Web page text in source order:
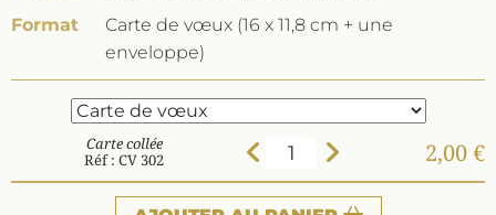
Format
Carte de vœux (16 x 11,8 cm + une
enveloppe)
Carte collée
Réf : CV 302
2,00 €